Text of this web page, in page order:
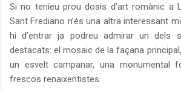
Si no teníeu prou dosis d’art romànic a
Sant Frediano n’és una altra interessant
hi d’entrar ja podreu admirar un dels
destacats: el mosaic de la façana
un esvelt campanar, una monumental
frescos renaixentistes.